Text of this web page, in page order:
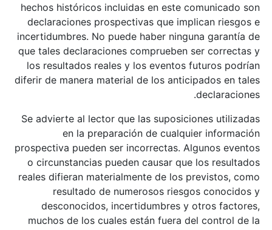
hechos históricos incluidas en este comunicado son
declaraciones prospectivas que implican riesgos e
incertidumbres. No puede haber ninguna garantía de
que tales declaraciones comprueben ser correctas y
los resultados reales y los eventos futuros podrían
diferir de manera material de los anticipados en tales
declaraciones.
Se advierte al lector que las suposiciones utilizadas
en la preparación de cualquier información
prospectiva pueden ser incorrectas. Algunos eventos
o circunstancias pueden causar que los resultados
reales difieran materialmente de los previstos, como
resultado de numerosos riesgos conocidos y
desconocidos, incertidumbres y otros factores,
muchos de los cuales están fuera del control de la